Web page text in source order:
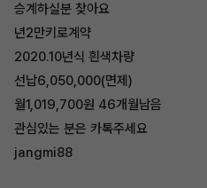
승계하실분 찾아요
년2만키로계약
2020.10년식 흰색차량
선납6,050,000(면제)
월1,019,700원 46개월남음
관심있는 분은 카톡주세요
jangmi88